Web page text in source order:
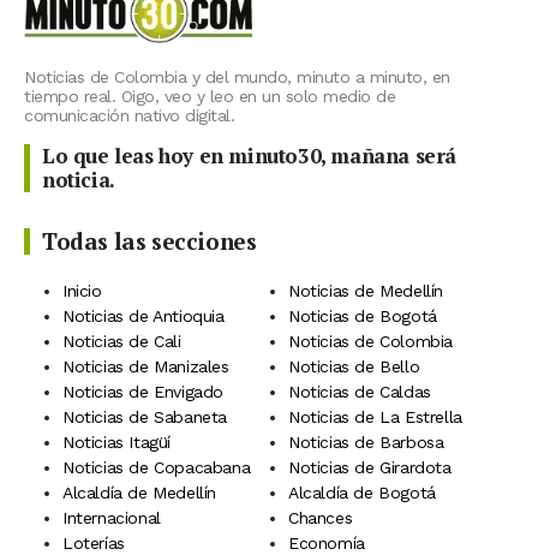
Noticias de Colombia y del mundo, minuto a minuto, en
tiempo real. Oigo, veo y leo en un solo medio de
comunicación nativo digital.
Lo que leas hoy en minuto30, mañana será
noticia.
Todas las secciones
Inicio
Noticias de Medellín
Noticias de Antioquia
Noticias de Bogotá
Noticias de Cali
Noticias de Colombia
Noticias de Manizales
Noticias de Bello
Noticias de Envigado
Noticias de Caldas
Noticias de Sabaneta
Noticias de La Estrella
Noticias Itagüí
Noticias de Barbosa
Noticias de Copacabana
Noticias de Girardota
Alcaldía de Medellín
Alcaldía de Bogotá
Internacional
Chances
Loterías
Economía